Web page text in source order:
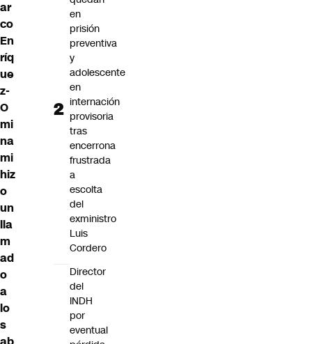
ar
co
En
ríq
ue
z-
O
mi
na
mi
hiz
o
un
lla
m
ad
o
a
lo
s
en
prisión
preventiva
y
adolescente
en
internación
provisoria
tras
encerrona
frustrada
a
escolta
del
exministro
Luis
Cordero
Director
del
INDH
por
eventual